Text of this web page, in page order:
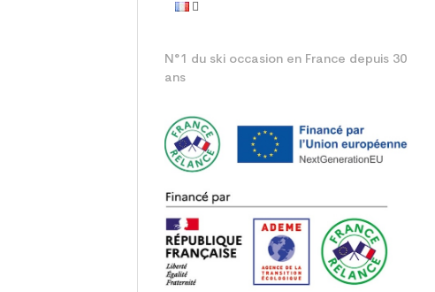
N°1 du ski occasion en France depuis 30
ans